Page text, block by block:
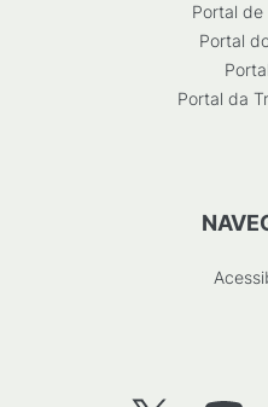
Portal de
Portal
Portal da